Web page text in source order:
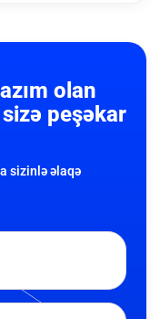
olan
peşəkar
sizinlə əlaqə